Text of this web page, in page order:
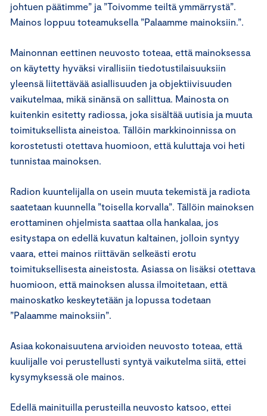
johtuen päätimme” ja ”Toivomme teiltä ymmärrystä”.
Mainos loppuu toteamuksella ”Palaamme mainoksiin.”.
Mainonnan eettinen neuvosto toteaa, että mainoksessa
on käytetty hyväksi virallisiin tiedotustilaisuuksiin
yleensä liitettävää asiallisuuden ja objektiivisuuden
vaikutelmaa, mikä sinänsä on sallittua. Mainosta on
kuitenkin esitetty radiossa, joka sisältää uutisia ja muuta
toimituksellista aineistoa. Tällöin markkinoinnissa on
korostetusti otettava huomioon, että kuluttaja voi heti
tunnistaa mainoksen.
Radion kuuntelijalla on usein muuta tekemistä ja radiota
saatetaan kuunnella ”toisella korvalla”. Tällöin mainoksen
erottaminen ohjelmista saattaa olla hankalaa, jos
esitystapa on edellä kuvatun kaltainen, jolloin syntyy
vaara, ettei mainos riittävän selkeästi erotu
toimituksellisesta aineistosta. Asiassa on lisäksi otettava
huomioon, että mainoksen alussa ilmoitetaan, että
mainoskatko keskeytetään ja lopussa todetaan
”Palaamme mainoksiin”.
Asiaa kokonaisuutena arvioiden neuvosto toteaa, että
kuulijalle voi perustellusti syntyä vaikutelma siitä, ettei
kysymyksessä ole mainos.
Edellä mainituilla perusteilla neuvosto katsoo, ettei